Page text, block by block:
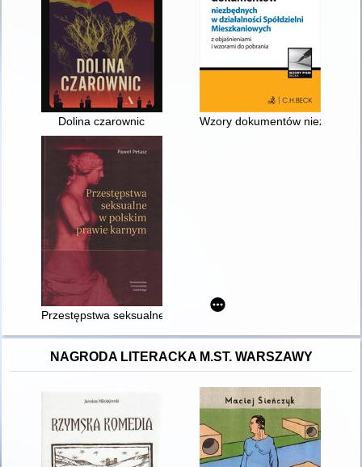
Dolina czarownic Wzory dokumentów
Przestępstwa seksualne w polskim prawie karnym
NAGRODA LITERACKA M.ST. WARSZAWY